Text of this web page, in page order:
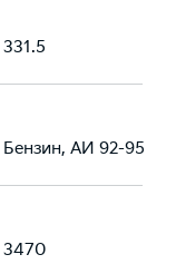
331.5
Бензин, АИ 92-95
3470